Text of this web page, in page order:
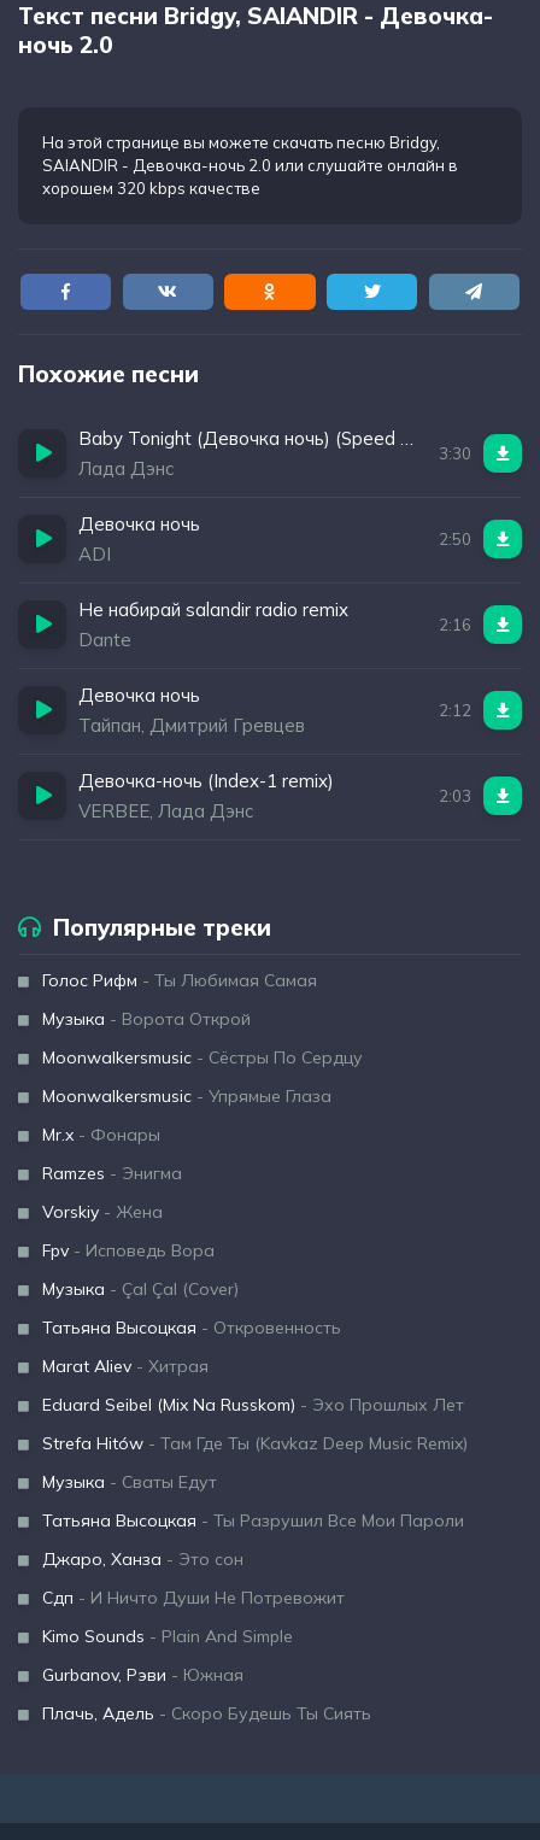
Текст песни Bridgy, SAlANDIR - Девочка-
ночь 2.0
На этой странице вы можете скачать песню Bridgy,
SAlANDIR - Девочка-ночь 2.0 или слушайте онлайн в
хорошем 320 kbps качестве
Похожие песни
Baby Tonight (Девочка ночь) (Speed up)
Лада Дэнс
3:30
Девочка ночь
ADI
2:50
Не набирай salandir radio remix
Dante
2:16
Девочка ночь
Тайпан, Дмитрий Гревцев
2:12
Девочка-ночь (Index-1 remix)
VERBEE, Лада Дэнс
2:03
Популярные треки
Голос Рифм - Ты Любимая Самая
Музыка - Ворота Открой
Moonwalkersmusic - Сёстры По Сердцу
Moonwalkersmusic - Упрямые Глаза
Mr.x - Фонары
Ramzes - Энигма
Vorskiy - Жена
Fpv - Исповедь Вора
Музыка - Çal Çal (Cover)
Татьяна Высоцкая - Откровенность
Marat Aliev - Хитрая
Eduard Seibel (Mix Na Russkom) - Эхо Прошлых Лет
Strefa Hitów - Там Где Ты (Kavkaz Deep Music Remix)
Музыка - Сваты Едут
Татьяна Высоцкая - Ты Разрушил Все Мои Пароли
Джаро, Ханза - Это сон
Сдп - И Ничто Души Не Потревожит
Kimo Sounds - Plain And Simple
Gurbanov, Рэви - Южная
Плачь, Адель - Скоро Будешь Ты Сиять